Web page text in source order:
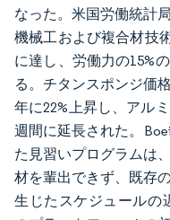
なった。米国労働統計
機械工および複合材技
に達し、労働力の15%
る。チタンスポンジ価
年に22%上昇し、アル
週間に延長された。
た見習いプログラムは
材を輩出できず、既存
生じたスケジュールの